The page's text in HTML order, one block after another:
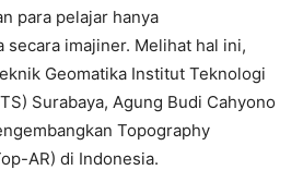
para pelajar hanya
secara imajiner. Melihat hal ini,
Geomatika Institut Teknologi
Surabaya, Agung Budi Cahyono
Topography
AR) di Indonesia.